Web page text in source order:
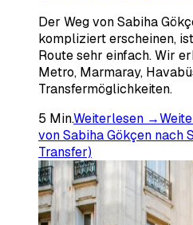
Der Weg von Sabiha
kompliziert erscheinen,
Route sehr einfach. Wir
Metro, Marmaray,
Transfermöglichkeiten.
5 Min.Weiterlesen →
von Sabiha Gökçen nach
Transfer)